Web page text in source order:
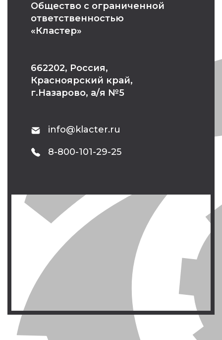
Общество с ограниченной
ответственностью
«Кластер»
662202, Россия,
Красноярский край,
г.Назарово, а/я №5
info@klacter.ru
8-800-101-29-25